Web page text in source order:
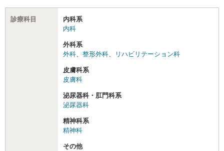
診療科目
内科系
内科
外科系
外科
整形外科 リハビリテーション科
皮膚科系
皮膚科
泌尿器科・肛門科系
泌尿器科
精神科系
精神科
その他